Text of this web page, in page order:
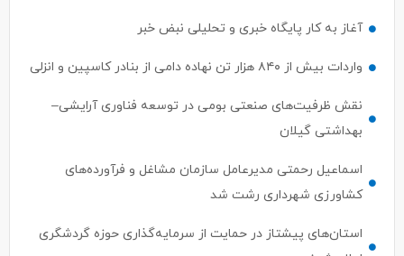
آغاز به کار پایگاه خبری و تحلیلی نبض خبر
واردات بیش از ۸۴۰ هزار تن نهاده دامی از بنادر كاسپین و انزلی
نقش ظرفیت‌های صنعتی بومی در توسعه فناوری آرایشی–
بهداشتی گیلان
اسماعیل رحمتی مدیرعامل سازمان مشاغل و فرآورده‌های
کشاورزی شهرداری رشت شد
استان‌های پیشتاز در حمایت از سرمایه‌گذاری حوزه گردشگری